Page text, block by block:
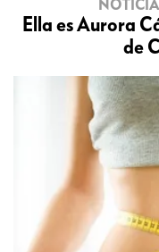
Ella es Aurora
de